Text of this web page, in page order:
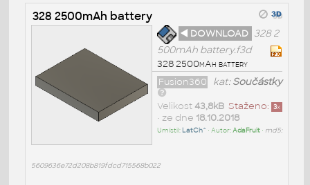
328 2500mAh battery
◄ DOWNLOAD 328 2
500mAh battery.f3d
328 2500mAh battery
kat:Součástky
Fusion360
Staženo: 3x
Velikost 43,8kB
• ze dne 18.10.2018
Umístil: LatCh^ • Autor:AdaFruit• md5:
5609636e72d208b819fdcd715568b022